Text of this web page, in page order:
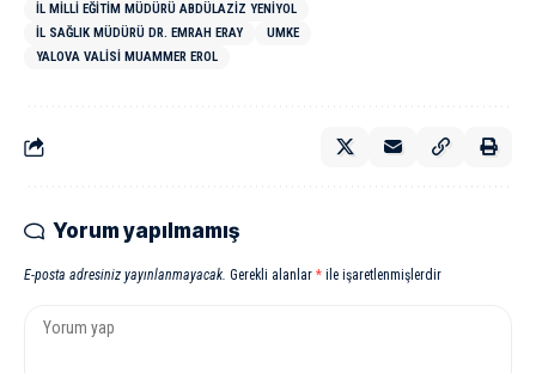
İL MILLI EĞITIM MÜDÜRÜ ABDÜLAZIZ YENIYOL
İL SAĞLIK MÜDÜRÜ DR. EMRAH ERAY
UMKE
YALOVA VALISI MUAMMER EROL
Yorum yapılmamış
E-posta adresiniz yayınlanmayacak. Gerekli alanlar * ile işaretlenmişlerdir